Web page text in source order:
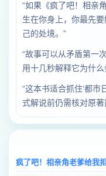
“如果《疯了吧！相亲
生在你身上，你最先
己的处境。”
“故事可以从矛盾第一
用十几秒解释它为什么
“这本书适合抓住‘都市
式解说前仍需核对原
疯了吧！相亲角老爹给我